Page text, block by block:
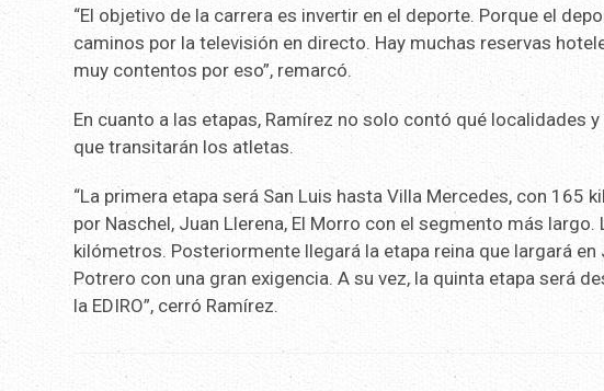
“El objetivo de la carrera es invertir en el deporte. Porque el
caminos por la televisión en directo. Hay muchas reservas
muy contentos por eso”, remarcó.
En cuanto a las etapas, Ramírez no solo contó qué localidades
que transitarán los atletas.
“La primera etapa será San Luis hasta Villa Mercedes, con 165
por Naschel, Juan Llerena, El Morro con el segmento más
kilómetros. Posteriormente llegará la etapa reina que largará
Potrero con una gran exigencia. A su vez, la quinta etapa será
la EDIRO”, cerró Ramírez.